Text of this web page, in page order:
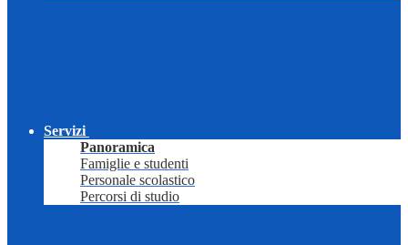
Servizi
Panoramica
Famiglie e studenti
Personale scolastico
Percorsi di studio